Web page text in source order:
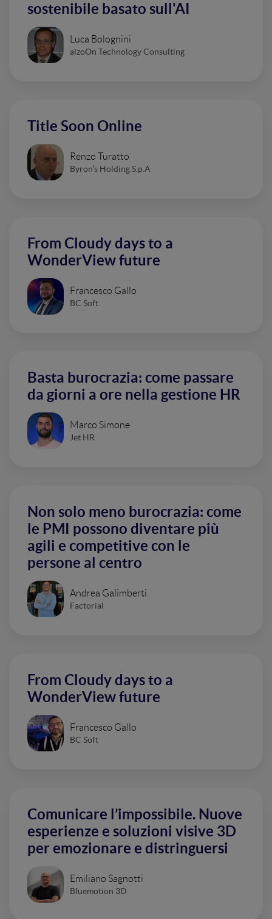
sostenibile basato sull'AI
Luca Bolognini
aizoOn Technology Consulting
Title Soon Online
Renzo Turatto
Byron’s Holding S.p.A
From Cloudy days to a
WonderView future
Francesco Gallo
BC Soft
Basta burocrazia: come passare
da giorni a ore nella gestione HR
Marco Simone
Jet HR
Non solo meno burocrazia: come
le PMI possono diventare più
agili e competitive con le
persone al centro
Andrea Galimberti
Factorial
From Cloudy days to a
WonderView future
Francesco Gallo
BC Soft
Comunicare l’impossibile. Nuove
esperienze e soluzioni visive 3D
per emozionare e distringuersi
Emiliano Sagnotti
Bluemotion 3D